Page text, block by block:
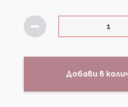
Добави в